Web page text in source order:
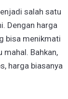
salah satu
Dengan harga
bisa menikmati
Bahkan,
harga biasanya